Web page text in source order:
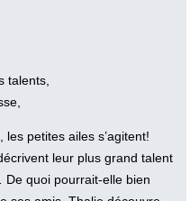
talents,
petites ailes s’agitent!
leur plus grand talent
quoi pourrait-elle bien